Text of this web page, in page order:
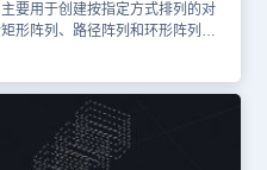
要用于创建按指定方式排列的对
形阵列、路径阵列和环形阵列三
件，输入CAD阵列命令快捷
纸中选择需要复制的对象，点
输入：PO，点击回车键。如下
示出环形阵列。如下图所示：